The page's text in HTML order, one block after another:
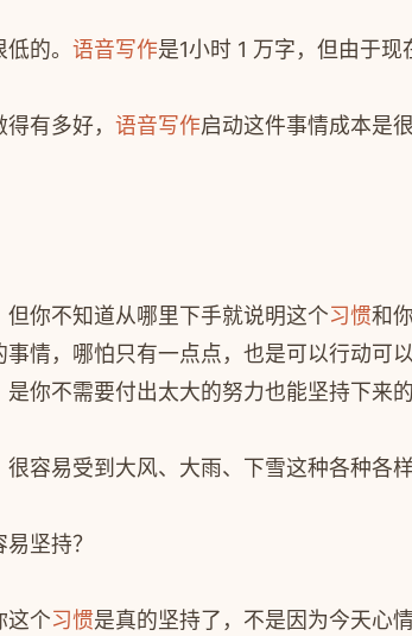
的。 语音写作是1小时 1 万字，但由于
有多好， 语音写作启动这件事情成本是
你不知道从哪里下手就说明这个习惯和
事情，哪怕只有一点点，也是可以行动可以
是你不需要付出太大的努力也能坚持下来
容易受到大风、大雨、下雪这种各种各
坚持？
这个习惯是真的坚持了，不是因为今天心